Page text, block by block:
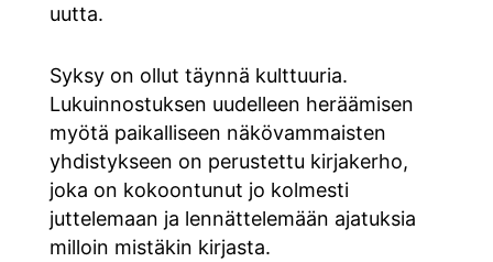
uutta.
Syksy on ollut täynnä kulttuuria.
Lukuinnostuksen uudelleen heräämisen
myötä paikalliseen näkövammaisten
yhdistykseen on perustettu kirjakerho,
joka on kokoontunut jo kolmesti
juttelemaan ja lennättelemään ajatuksia
milloin mistäkin kirjasta.